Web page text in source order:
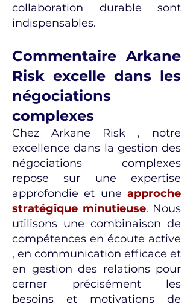
collaboration durable sont
indispensables.
Commentaire Arkane
Risk excelle dans les
négociations
complexes
Chez Arkane Risk , notre
excellence dans la gestion des
négociations complexes
repose sur une expertise
approfondie et une approche
stratégique minutieuse. Nous
utilisons une combinaison de
compétences en écoute active
, en communication efficace et
en gestion des relations pour
cerner précisément les
besoins et motivations de